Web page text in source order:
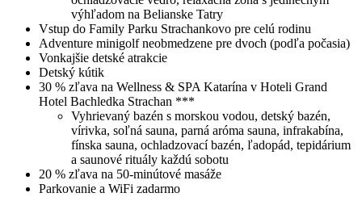
výhľadom na Belianske Tatry
Vstup do Family Parku Strachankovo ​​pre celú rodinu
Adventure minigolf neobmedzene pre dvoch (podľa počasia)
Vonkajšie detské atrakcie
Detský kútik
30 % zľava na Wellness & SPA Katarína v Hoteli Grand
Hotel Bachledka Strachan ***
Vyhrievaný bazén s morskou vodou, detský bazén,
vírivka, soľná sauna, parná aróma sauna, infrakabína,
fínska sauna, ochladzovací bazén, ľadopád, tepidárium
a saunové rituály každú sobotu
20 % zľava na 50-minútové masáže
Parkovanie a WiFi zadarmo